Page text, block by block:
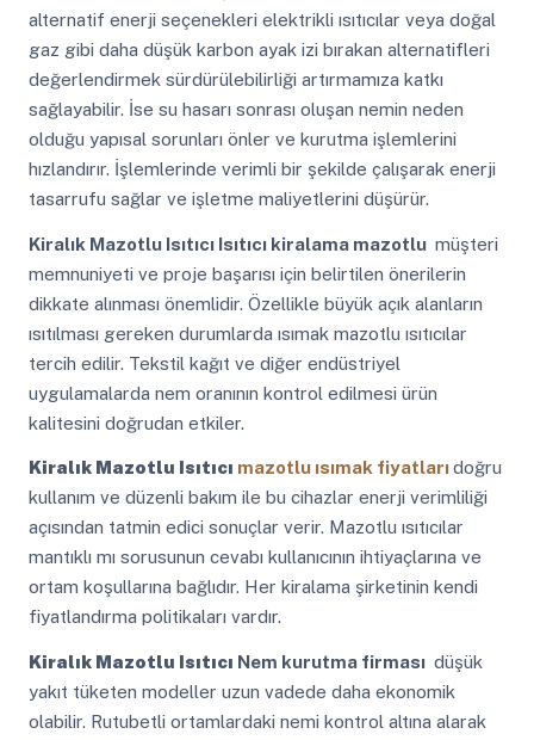
alternatif enerji seçenekleri elektrikli ısıtıcılar veya doğal
gaz gibi daha düşük karbon ayak izi bırakan alternatifleri
değerlendirmek sürdürülebilirliği artırmamıza katkı
sağlayabilir. İse su hasarı sonrası oluşan nemin neden
olduğu yapısal sorunları önler ve kurutma işlemlerini
hızlandırır. İşlemlerinde verimli bir şekilde çalışarak enerji
tasarrufu sağlar ve işletme maliyetlerini düşürür.
Kiralık Mazotlu IsıtıcıIsıtıcı kiralama mazotlu müşteri
memnuniyeti ve proje başarısı için belirtilen önerilerin
dikkate alınması önemlidir. Özellikle büyük açık alanların
ısıtılması gereken durumlarda ısımak mazotlu ısıtıcılar
tercih edilir. Tekstil kağıt ve diğer endüstriyel
uygulamalarda nem oranının kontrol edilmesi ürün
kalitesini doğrudan etkiler.
Kiralık Mazotlu Isıtıcı mazotlu ısımak fiyatlarıdoğru
kullanım ve düzenli bakım ile bu cihazlar enerji verimliliği
açısından tatmin edici sonuçlar verir. Mazotlu ısıtıcılar
mantıklı mı sorusunun cevabı kullanıcının ihtiyaçlarına ve
ortam koşullarına bağlıdır. Her kiralama şirketinin kendi
fiyatlandırma politikaları vardır.
Kiralık Mazotlu Isıtıcı Nem kurutma firması düşük
yakıt tüketen modeller uzun vadede daha ekonomik
olabilir. Rutubetli ortamlardaki nemi kontrol altına alarak